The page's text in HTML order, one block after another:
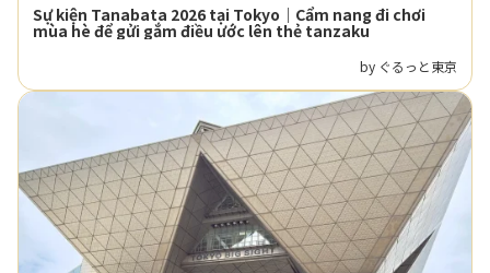
Sự kiện Tanabata 2026 tại Tokyo｜Cẩm nang đi chơi
mùa hè để gửi gắm điều ước lên thẻ tanzaku
by ぐるっと東京